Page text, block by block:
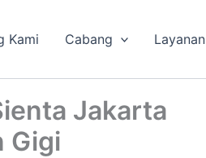
Kami Cabang Layanan
Jakarta
Gigi